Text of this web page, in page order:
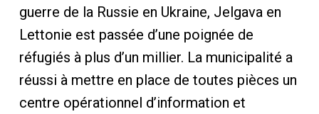
guerre de la Russie en Ukraine, Jelgava en
Lettonie est passée d’une poignée de
réfugiés à plus d’un millier. La municipalité a
réussi à mettre en place de toutes pièces un
centre opérationnel d’information et